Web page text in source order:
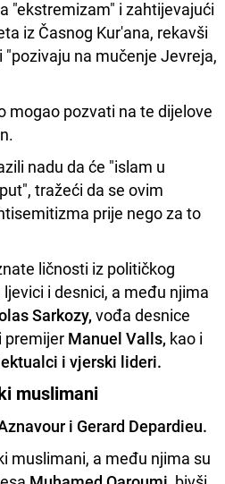
"ekstremizam" i zahtijevajući
iz Časnog Kur'ana, rekavši
na mučenje Jevreja,
mogao pozvati na te dijelove
nadu da će "islam u
tražeći da se ovim
prije nego za to
ličnosti iz političkog
i desnici, a među njima
Sarkozy, vođa desnice
premijer Manuel Valls, kao i
i vjerski lideri.
muslimani
i Gerard Depardieu.
muslimani, a među njima su